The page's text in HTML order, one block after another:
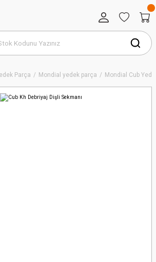
Parça Mondial yedek parça Mondial Cub